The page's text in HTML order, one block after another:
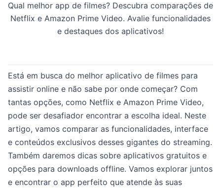
Qual melhor app de filmes? Descubra comparações de
Netflix e Amazon Prime Video. Avalie funcionalidades
e destaques dos aplicativos!
Está em busca do melhor aplicativo de filmes para
assistir online e não sabe por onde começar? Com
tantas opções, como Netflix e Amazon Prime Video,
pode ser desafiador encontrar a escolha ideal. Neste
artigo, vamos comparar as funcionalidades, interface
e conteúdos exclusivos desses gigantes do streaming.
Também daremos dicas sobre aplicativos gratuitos e
opções para downloads offline. Vamos explorar juntos
e encontrar o app perfeito que atende às suas